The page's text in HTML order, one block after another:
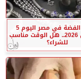
أسعار الفضة في مصر اليوم 5
أغسطس 2026.. هل الوقت مناسب
للشراء؟